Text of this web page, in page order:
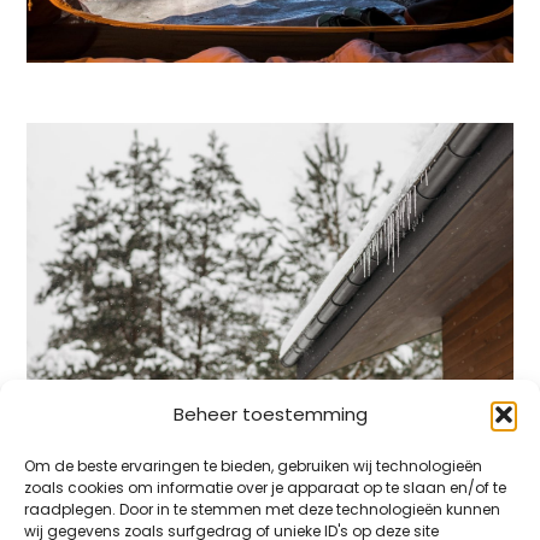
Beheer toestemming
Om de beste ervaringen te bieden, gebruiken wij technologieën
zoals cookies om informatie over je apparaat op te slaan en/of te
raadplegen. Door in te stemmen met deze technologieën kunnen
wij gegevens zoals surfgedrag of unieke ID's op deze site
HUIS 25 NOVEMBER 2025
Hogedrukreinigers voor het